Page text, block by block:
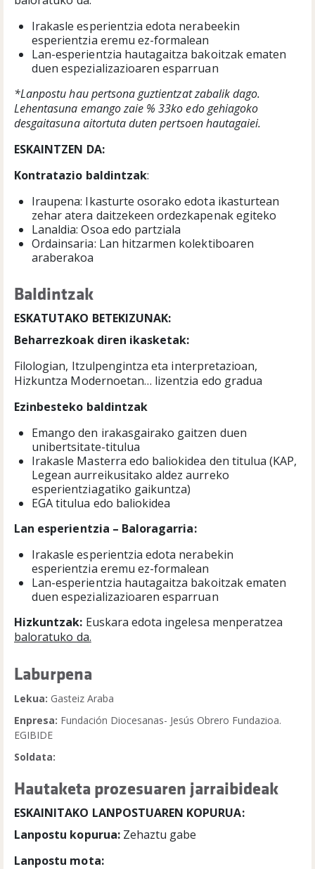
Irakasle esperientzia edota nerabeekin
esperientzia eremu ez-formalean
Lan-esperientzia hautagaitza bakoitzak ematen
duen espezializazioaren esparruan
*Lanpostu hau pertsona guztientzat zabalik dago.
Lehentasuna emango zaie % 33ko edo gehiagoko
desgaitasuna aitortuta duten pertsoen hautagaiei.
ESKAINTZEN DA:
Kontratazio baldintzak:
Iraupena: Ikasturte osorako edota ikasturtean
zehar atera daitzekeen ordezkapenak egiteko
Lanaldia: Osoa edo partziala
Ordainsaria: Lan hitzarmen kolektiboaren
araberakoa
Baldintzak
ESKATUTAKO BETEKIZUNAK:
Beharrezkoak diren ikasketak:
Filologian, Itzulpengintza eta interpretazioan,
Hizkuntza Modernoetan… lizentzia edo gradua
Ezinbesteko baldintzak
Emango den irakasgairako gaitzen duen
unibertsitate-titulua
Irakasle Masterra edo baliokidea den titulua (KAP,
Legean aurreikusitako aldez aurreko
esperientziagatiko gaikuntza)
EGA titulua edo baliokidea
Lan esperientzia – Baloragarria:
Irakasle esperientzia edota nerabekin
esperientzia eremu ez-formalean
Lan-esperientzia hautagaitza bakoitzak ematen
duen espezializazioaren esparruan
Hizkuntzak: Euskara edota ingelesa menperatzea
baloratuko da.
Laburpena
Lekua: Gasteiz Araba
Enpresa: Fundación Diocesanas- Jesús Obrero Fundazioa.
EGIBIDE
Soldata:
Hautaketa prozesuaren jarraibideak
ESKAINITAKO LANPOSTUAREN KOPURUA:
Lanpostu kopurua:Zehaztu gabe
Lanpostu mota: